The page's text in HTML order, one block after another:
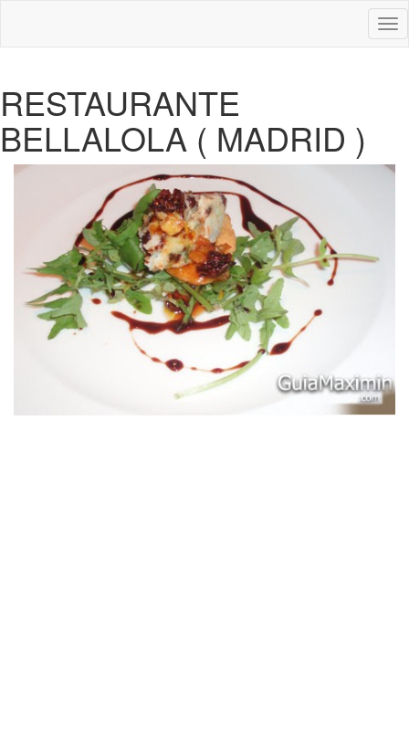
RESTAURANTE
BELLALOLA ( MADRID )